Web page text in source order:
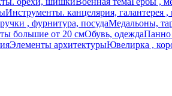
Инструменты. канцелярия, галантерея ,
, фурнитура, посудаМедальоны,
большие от 20 смОбувь, одеждаПанно
Элементы архитектурыЮвелирка ,